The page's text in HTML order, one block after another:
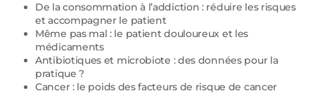
De la consommation à l’addiction : réduire les risques
et accompagner le patient
Même pas mal : le patient douloureux et les
médicaments
Antibiotiques et microbiote : des données pour la
pratique ?
Cancer : le poids des facteurs de risque de cancer